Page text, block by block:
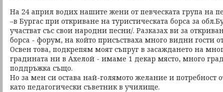
На 24 април водих нашите жени от певческата група на
–в Бургас при откриване на туристическата борса за
участват със свои народни песни/. Разказах ви за
борса - форум, на който присъстваха много видни гости
Освен това, подкрепям моят съпруг в засаждането на
градината ни в Ахелой - имаме 1 декар място, много
поддръжка също.
Но за мен си остава най-голямото желание и потребност
като педагогически съветник в училище.